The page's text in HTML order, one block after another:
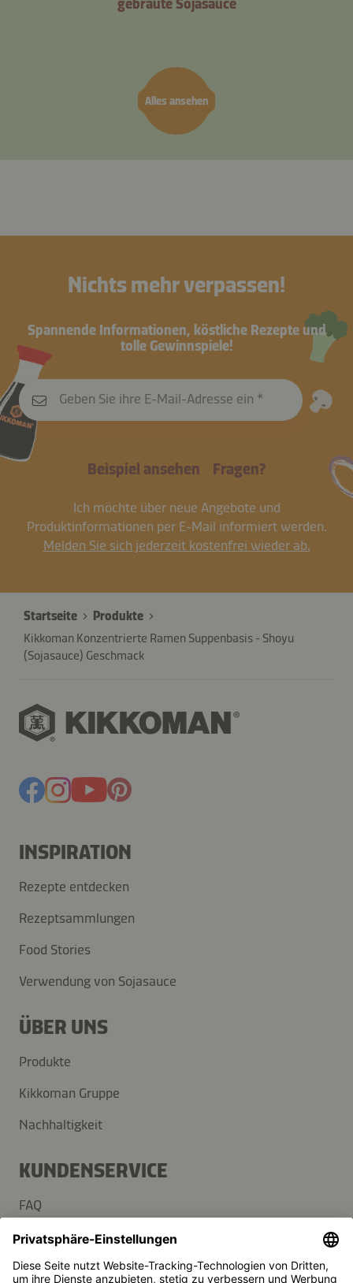
Alles ansehen
gebraute Sojasauce
Nichts mehr verpassen!
Spannende Informationen, köstliche Rezepte und
tolle Gewinnspiele!
Geben Sie ihre E-Mail-Adresse ein
Beispiel ansehen Fragen?
Ich möchte über neue Angebote und
Produktinformationen per E-Mail informiert werden.
Melden Sie sich jederzeit kostenfrei wieder ab.
Startseite
Produkte
Kikkoman Konzentrierte Ramen Suppenbasis - Shoyu
(Sojasauce) Geschmack
INSPIRATION
Rezepte entdecken
Rezeptsammlungen
Food Stories
Verwendung von Sojasauce
ÜBER UNS
Produkte
Kikkoman Gruppe
Nachhaltigkeit
KUNDENSERVICE
FAQ
Kontakt
Newsletter